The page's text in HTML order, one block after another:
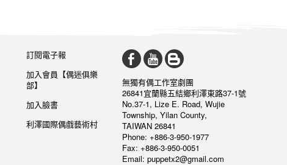
訂閱電子報
加入會員【偶迷俱樂
部】
加入臉書
利澤國際偶戲藝術村
無獨有偶工作室劇團
26841宜蘭縣五結鄉利澤東路37-1號
No.37-1, Lize E. Road, Wujie
Township, Yilan County,
TAIWAN 26841
Phone: +886-3-950-1977
Fax: +886-3-950-0051
Email: puppetx2@gmail.com